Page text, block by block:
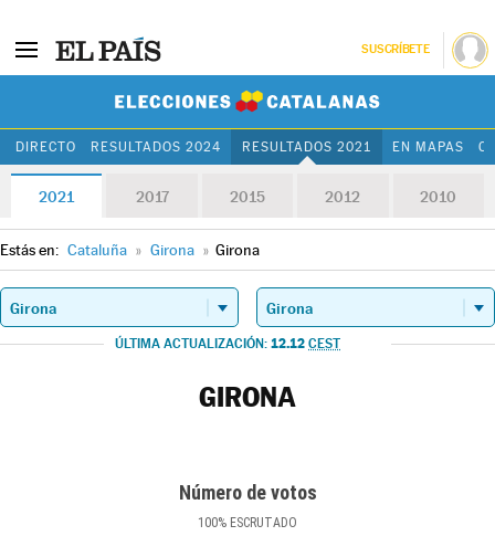
SUSCRÍBETE
DIRECTO RESULTADOS 2024 RESULTADOS 2021 EN MAPAS
2021 2017 2015 2012 2010
Estás en: Cataluña » Girona » Girona
ÚLTIMA ACTUALIZACIÓN: 12.12 CEST
GIRONA
Número de votos
100% ESCRUTADO